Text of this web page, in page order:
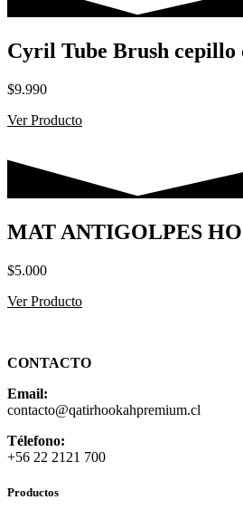
Cyril Tube Brush cepillo
$9.990
Ver Producto
MAT ANTIGOLPES
$5.000
Ver Producto
CONTACTO
Email:
contacto@qatirhookahpremium.cl
Télefono:
+56 22 2121 700
Productos